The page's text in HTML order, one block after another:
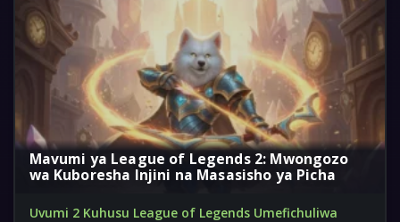
Mavumi ya League of Legends 2: Mwongozo
wa Kuboresha Injini na Masasisho ya Picha
Uvumi 2 Kuhusu League of Legends Umefichuliwa